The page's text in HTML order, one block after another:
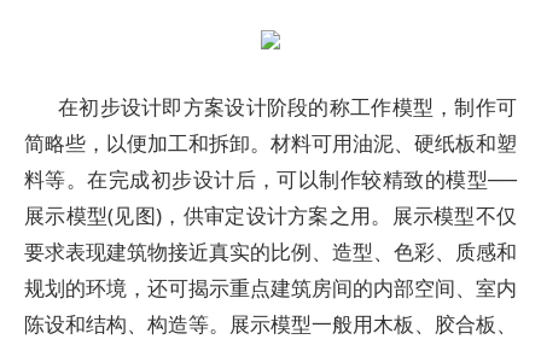
在初步设计即方案设计阶段的称工作模型，制作可
简略些，以便加工和拆卸。材料可用油泥、硬纸板和塑
料等。在完成初步设计后，可以制作较精致的模型──
展示模型(见图)，供审定设计方案之用。展示模型不仅
要求表现建筑物接近真实的比例、造型、色彩、质感和
规划的环境，还可揭示重点建筑房间的内部空间、室内
陈设和结构、构造等。展示模型一般用木板、胶合板、